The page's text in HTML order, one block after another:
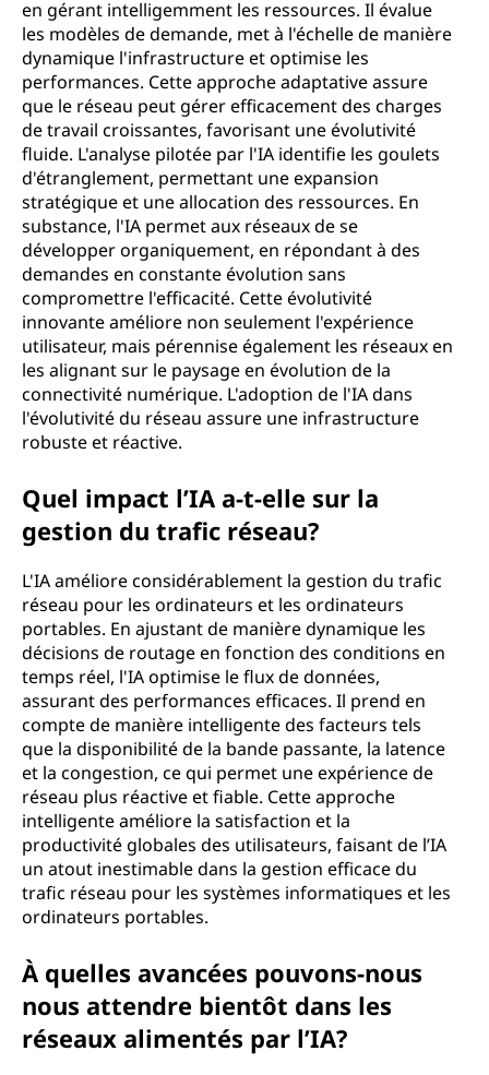
en gérant intelligemment les ressources. Il évalue
les modèles de demande, met à l'échelle de manière
dynamique l'infrastructure et optimise les
performances. Cette approche adaptative assure
que le réseau peut gérer efficacement des charges
de travail croissantes, favorisant une évolutivité
fluide. L'analyse pilotée par l'IA identifie les goulets
d'étranglement, permettant une expansion
stratégique et une allocation des ressources. En
substance, l'IA permet aux réseaux de se
développer organiquement, en répondant à des
demandes en constante évolution sans
compromettre l'efficacité. Cette évolutivité
innovante améliore non seulement l'expérience
utilisateur, mais pérennise également les réseaux en
les alignant sur le paysage en évolution de la
connectivité numérique. L'adoption de l'IA dans
l'évolutivité du réseau assure une infrastructure
robuste et réactive.
Quel impact l’IA a-t-elle sur la
gestion du trafic réseau?
L'IA améliore considérablement la gestion du trafic
réseau pour les ordinateurs et les ordinateurs
portables. En ajustant de manière dynamique les
décisions de routage en fonction des conditions en
temps réel, l'IA optimise le flux de données,
assurant des performances efficaces. Il prend en
compte de manière intelligente des facteurs tels
que la disponibilité de la bande passante, la latence
et la congestion, ce qui permet une expérience de
réseau plus réactive et fiable. Cette approche
intelligente améliore la satisfaction et la
productivité globales des utilisateurs, faisant de l’IA
un atout inestimable dans la gestion efficace du
trafic réseau pour les systèmes informatiques et les
ordinateurs portables.
À quelles avancées pouvons-nous
nous attendre bientôt dans les
réseaux alimentés par l’IA?